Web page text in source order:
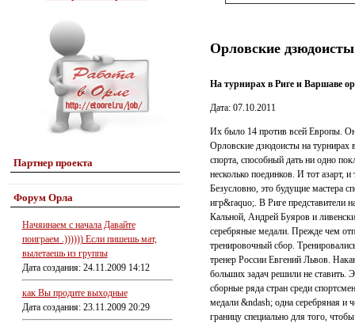
Партнер проекта
Форум Орла
Начяинаем с начала Давайте
поиграем .)))))) Если пишешь мат,
вылетаешь из группы
Дата создания: 24.11.2009 14:12
как Вы продите выходные
Дата создания: 23.11.2009 20:29
Орловские
На турнирах в Риге и Варшаве
Дата: 07.10.2011
Их было 14 против всей Европы.
Орловские дзюдоисты на турнирах
спорта, способный дать ни одно
несколько поединков. И тот азарт,
Безусловно, это будущие мастера
игр&raquo;. В Риге представители
Кальной, Андрей Буяров и
серебряные медали. Прежде чем
тренировочный сбор.
тренер России Евгений Львов.
больших задач решили не ставить.
сборные ряда стран среди
медали &ndash; одна серебряная
границу специально для того,